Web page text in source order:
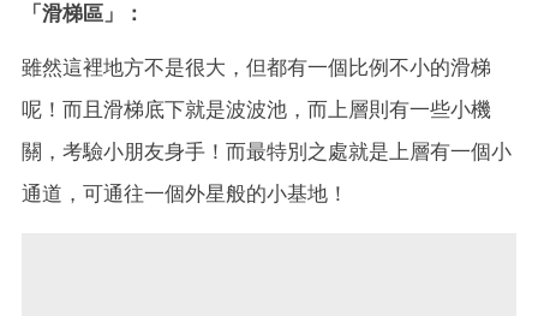
「滑梯區」：
雖然這裡地方不是很大，但都有一個比例不小的滑梯
呢！而且滑梯底下就是波波池，而上層則有一些小機
關，考驗小朋友身手！而最特別之處就是上層有一個小
通道，可通往一個外星般的小基地！